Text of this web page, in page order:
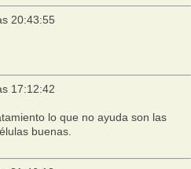
20:43:55
17:12:42
lo que no ayuda son las
buenas.